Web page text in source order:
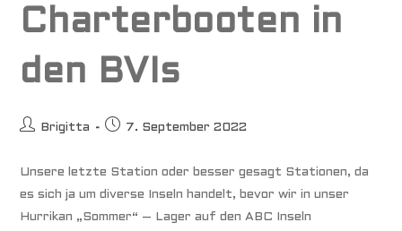
Charterbooten in
den BVIs
Beitrags-
Brigitta
Beitrag7. September 2022
Unsere letzte Station oder besser gesagt Stationen, da
es sich ja um diverse Inseln handelt, bevor wir in unser
Hurrikan „Sommer“ – Lager auf den ABC Inseln